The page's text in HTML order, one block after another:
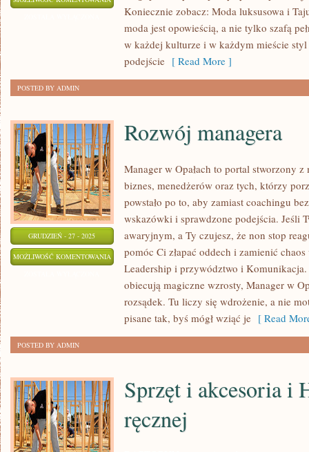
DZIECIĘCA
Koniecznie zobacz: Moda luksusowa i
moda jest opowieścią, a nie tylko szafą
w każdej kulturze i w każdym mieście styl
podejście [ Read More ]
POSTED BY ADMIN
GRUDZIEŃ - 27 - 2025
MOŻLIWOŚĆ KOMENTOWANIA ROZWÓJ
MANAGERA
Rozwój managera
Manager w Opałach to portal stworzony
biznes, menedżerów oraz tych, którzy
powstało po to, aby zamiast coachingu
wskazówki i sprawdzone podejścia. Jeśli
awaryjnym, a Ty czujesz, że non stop
pomóc Ci złapać oddech i zamienić
Leadership i przywództwo i
obiecują magiczne wzrosty, Manager w
rozsądek. Tu liczy się wdrożenie, a nie
pisane tak, byś mógł wziąć je [ Read
POSTED BY ADMIN
Sprzęt i akcesoria i
ręcznej